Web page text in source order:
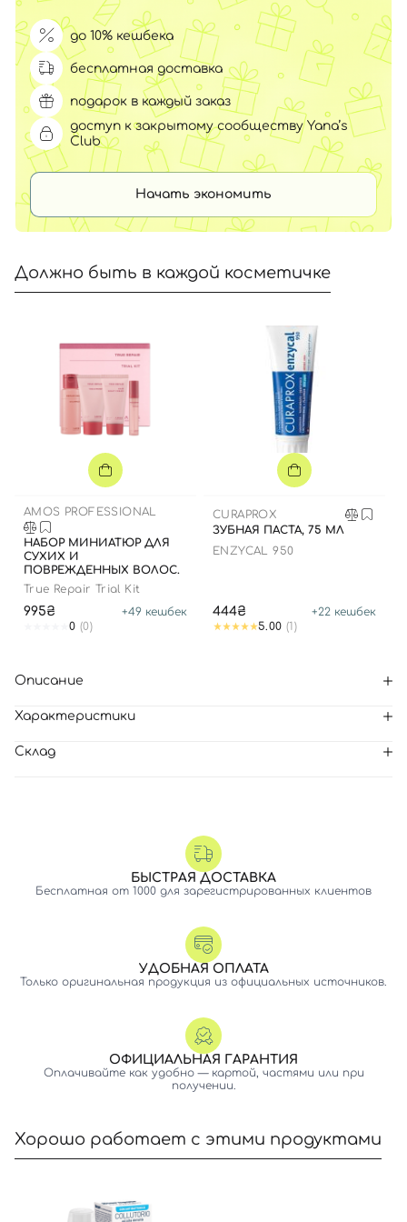
до 10% кешбека
бесплатная доставка
подарок в каждый заказ
доступ к закрытому сообществу Yana’s
Club
Начать экономить
Должно быть в каждой косметичке
AMOS PROFESSIONAL
НАБОР МИНИАТЮР ДЛЯ
СУХИХ И
ПОВРЕЖДЕННЫХ ВОЛОС.
True Repair Trial Kit
995₴ +49 кешбек
0 (0)
CURAPROX
ЗУБНАЯ ПАСТА, 75 МЛ
ENZYCAL 950
444₴ +22 кешбек
5.00 (1)
Описание
Характеристики
Склад
БЫСТРАЯ ДОСТАВКА
Бесплатная от 1000 для зарегистрированных клиентов
УДОБНАЯ ОПЛАТА
Только оригинальная продукция из официальных источников.
ОФИЦИАЛЬНАЯ ГАРАНТИЯ
Оплачивайте как удобно — картой, частями или при
получении.
Хорошо работает с этими продуктами